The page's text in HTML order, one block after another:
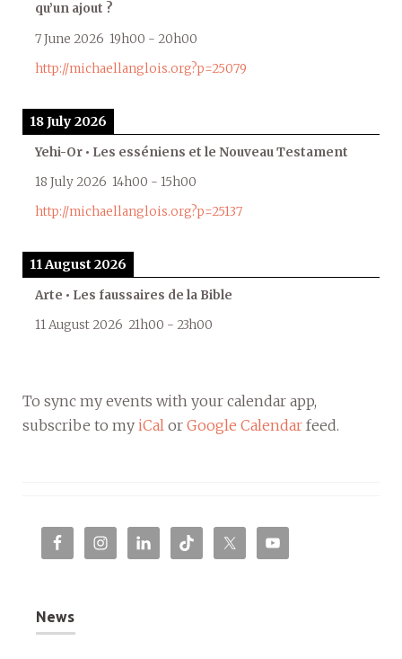
qu’un ajout ?
7 June 2026 19h00 - 20h00
http://michaellanglois.org?p=25079
18 July 2026
Yehi-Or • Les esséniens et le Nouveau Testament
18 July 2026 14h00 - 15h00
http://michaellanglois.org?p=25137
11 August 2026
Arte • Les faussaires de la Bible
11 August 2026 21h00 - 23h00
To sync my events with your calendar app,
subscribe to my iCal or Google Calendar feed.
News